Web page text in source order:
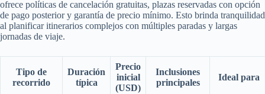
ofrece políticas de cancelación gratuitas, plazas reservadas con opción
de pago posterior y garantía de precio mínimo. Esto brinda tranquilidad
al planificar itinerarios complejos con múltiples paradas y largas
jornadas de viaje.
Tipo de
recorrido
Duración
típica
Precio
inicial
(USD)
Inclusiones
principales
Ideal para